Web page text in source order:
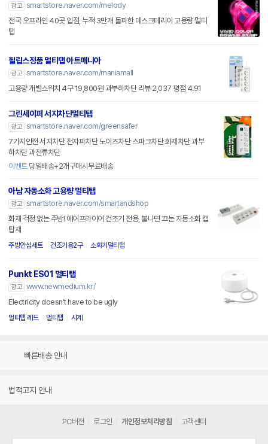
광고 smartstore.naver.com/melody
전국 오프라인 40곳 입점, 누적 3만개 돌파한 데스크테리어 고용량 멀티
탭
필립스정품 멀티탭 아트매니아
광고 smartstore.naver.com/maniamall
고용량 개별스위치 4구 19,800원 과부하차단 리뷰 2,037 평점 4.91
그린세이퍼 서지차단멀티탭
광고 smartstore.naver.com/greensafer
7가지안전 서지차단 전자파차단 노이즈차단 스파크차단 화재차단 과부
하차단 과전류차단
이벤트당일배송+2개구매시무료배송
아남 자동소화 고용량 멀티탭
광고 smartstore.naver.com/smartandshop
화재 걱정 없는 주방! 에어프라이어 건조기 전용, 불나면 끄는 자동소화 캡
탑재
주방안심세트 건조기용2구 소화기멀티탭
Punkt ES01 멀티탭
광고 www.newmedium.kr/
Electricity doesn't have to be ugly
멀티탭 레드 멀티탭 시계
빠른배송 안내
법적고지 안내
PC버전 로그인 개인정보처리방침 고객센터